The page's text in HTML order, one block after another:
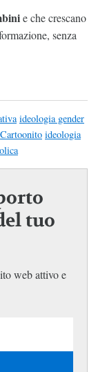
e che crescano
senza
ideologia gender
Cartoonito ideologia
tuo
web attivo e